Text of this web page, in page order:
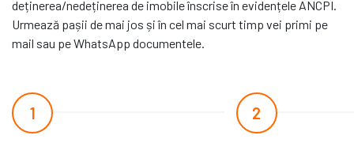
deținerea/nedeținerea de imobile înscrise în evidențele ANCPI.
Urmează pașii de mai jos și în cel mai scurt timp vei primi pe
mail sau pe WhatsApp documentele.
1 2